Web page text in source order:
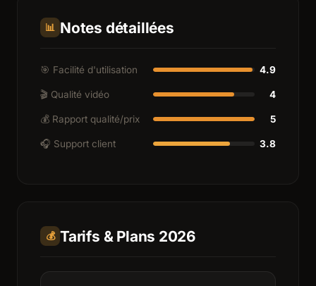
📊 Notes détaillées
🎯 Facilité d'utilisation 4.9
🎬 Qualité vidéo 4
💰 Rapport qualité/prix 5
🎧 Support client 3.8
💰 Tarifs & Plans 2026